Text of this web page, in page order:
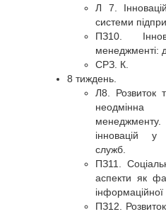
Л 7.
системи
ПЗ10.
менеджменті:
СРЗ. К.
8 тиждень.
Л8. Розвиток
неодмінна
інновацій у
служб.
ПЗ11.
аспекти як
ПЗ12.